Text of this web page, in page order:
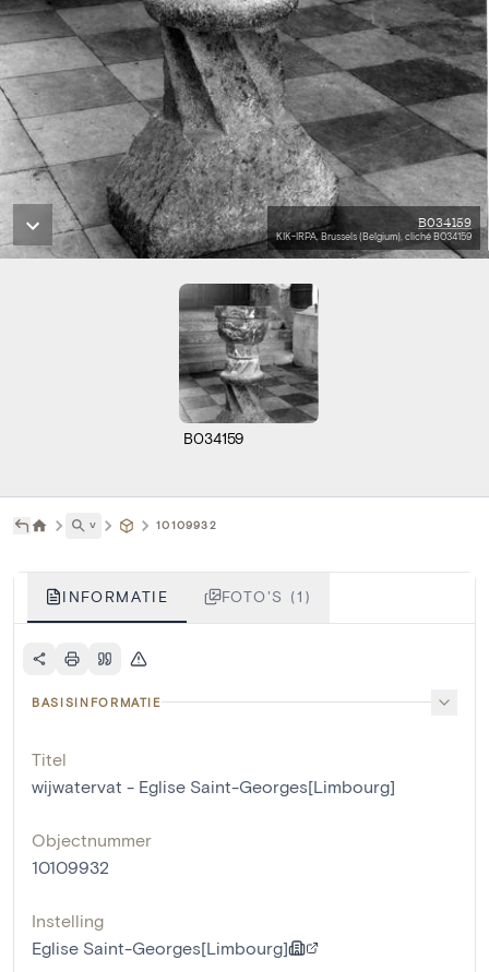
B034159
KIK-IRPA, Brussels (Belgium), cliché B034159
B034159
˅ 10109932
INFORMATIE FOTO'S (1)
BASISINFORMATIE
Titel
wijwatervat - Eglise Saint-Georges[Limbourg]
Objectnummer
10109932
Instelling
Eglise Saint-Georges[Limbourg]